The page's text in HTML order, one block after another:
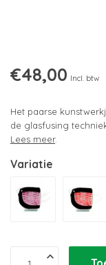
€48,00 Incl. btw
Het paarse
de glasfusing
Lees meer.
Variatie